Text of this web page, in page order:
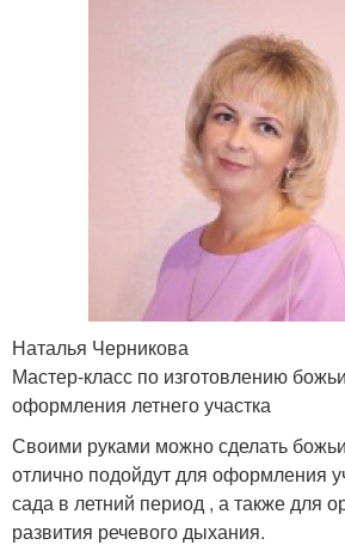
Наталья Черникова
Мастер-класс по изготовлению
оформления летнего участка
Своими руками можно сделать
отлично подойдут для оформления
сада в летний период , а также для
развития речевого дыхания.